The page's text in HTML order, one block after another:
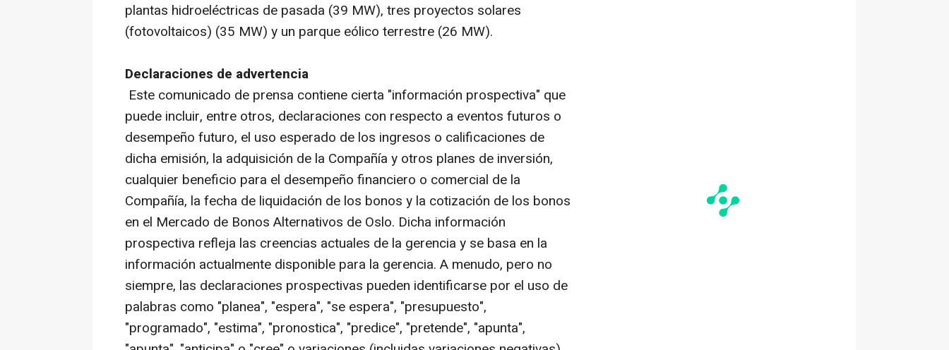
plantas hidroeléctricas de pasada (39 MW), tres proyectos solares
(fotovoltaicos) (35 MW) y un parque eólico terrestre (26 MW).
Declaraciones de advertencia
Este comunicado de prensa contiene cierta "información prospectiva" que
puede incluir, entre otros, declaraciones con respecto a eventos futuros o
desempeño futuro, el uso esperado de los ingresos o calificaciones de
dicha emisión, la adquisición de la Compañía y otros planes de inversión,
cualquier beneficio para el desempeño financiero o comercial de la
Compañía, la fecha de liquidación de los bonos y la cotización de los bonos
en el Mercado de Bonos Alternativos de Oslo. Dicha información
prospectiva refleja las creencias actuales de la gerencia y se basa en la
información actualmente disponible para la gerencia. A menudo, pero no
siempre, las declaraciones prospectivas pueden identificarse por el uso de
palabras como "planea", "espera", "se espera", "presupuesto",
"programado", "estima", "pronostica", "predice", "pretende", "apunta",